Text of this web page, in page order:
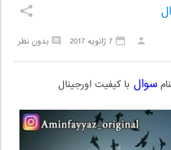
بدون نظر 7 ژانویه 2017
سوال با کیفیت اورجینال